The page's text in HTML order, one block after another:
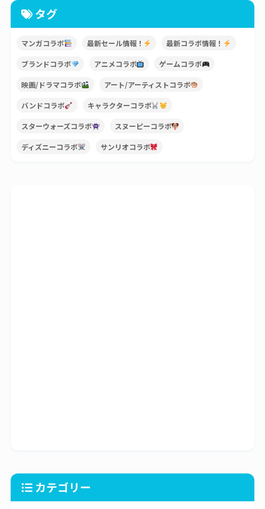
タグ
マンガコラボ 最新セール情報！ 最新コラボ情報！
ブランドコラボ アニメコラボ ゲームコラボ
映画/ドラマコラボ アート/アーティストコラボ
バンドコラボ キャラクターコラボ
スターウォーズコラボ スヌーピーコラボ
ディズニーコラボ サンリオコラボ
カテゴリー